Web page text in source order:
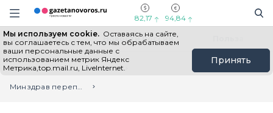
Информационный портал "ГазетаНоворос.ру"
Навигация сайта
82,17 94,84
Мы используем cookie. Оставаясь на сайте,
вы соглашаетесь с тем, что мы обрабатываем
ваши персональные данные с
использованием метрик Яндекс
Метрика,top.mail.ru, LiveInternet.
Принять
Все новости Новости России
Главная
Лента новостей
Минздрав переписал правила нетрудоспособности: что теперь светит самозанятым и мамам на подработке